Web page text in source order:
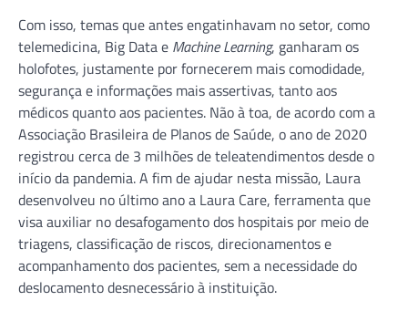
Com isso, temas que antes engatinhavam no setor, como
telemedicina, Big Data e Machine Learning, ganharam os
holofotes, justamente por fornecerem mais comodidade,
segurança e informações mais assertivas, tanto aos
médicos quanto aos pacientes. Não à toa, de acordo com a
Associação Brasileira de Planos de Saúde, o ano de 2020
registrou cerca de 3 milhões de teleatendimentos desde o
início da pandemia. A fim de ajudar nesta missão, Laura
desenvolveu no último ano a Laura Care, ferramenta que
visa auxiliar no desafogamento dos hospitais por meio de
triagens, classificação de riscos, direcionamentos e
acompanhamento dos pacientes, sem a necessidade do
deslocamento desnecessário à instituição.